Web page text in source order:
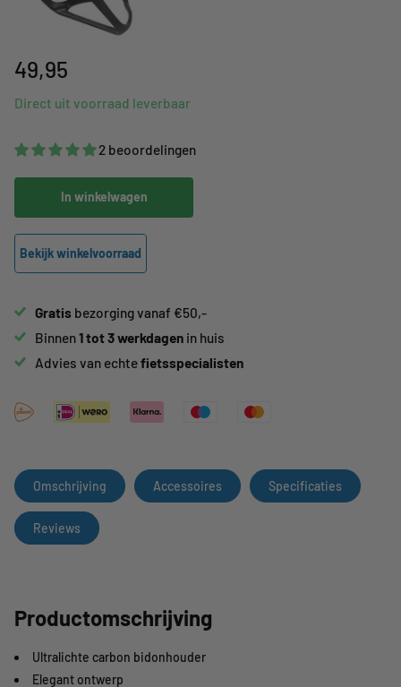
49,95
Direct uit voorraad leverbaar
2 beoordelingen
In winkelwagen
Bekijk winkelvoorraad
Gratis bezorging vanaf €50,-
Binnen1 tot 3 werkdagen in huis
Advies van echtefietsspecialisten
Omschrijving Accessoires Specificaties
Reviews
Productomschrijving
Ultralichte carbon bidonhouder
Elegant ontwerp